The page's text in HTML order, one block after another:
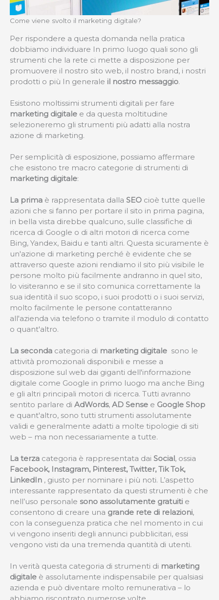
Come viene svolto il marketing digitale?
Per rispondere a questa domanda nella pratica
dobbiamo individuare In primo luogo quali sono gli
strumenti che la rete ci mette a disposizione per
promuovere il nostro sito web, il nostro brand, i nostri
prodotti o più In generale il nostro messaggio.
Esistono moltissimi strumenti digitali per fare
marketing digitale e da questa moltitudine
selezioneremo gli strumenti più adatti alla nostra
azione di marketing.
Per semplicità di esposizione, possiamo affermare
che esistono tre macro categorie di strumenti di
marketing digitale:
La prima è rappresentata dalla SEO cioè tutte quelle
azioni che si fanno per portare il sito in prima pagina,
in bella vista direbbe qualcuno, sulle classifiche di
ricerca di Google o di altri motori di ricerca come
Bing, Yandex, Baidu e tanti altri. Questa sicuramente è
un'azione di marketing perché è evidente che se
attraverso queste azioni rendiamo il sito più visibile le
persone molto più facilmente andranno in quel sito,
lo visiteranno e se il sito comunica correttamente la
sua identità il suo scopo, i suoi prodotti o i suoi servizi,
molto facilmente le persone contatteranno
all'azienda via telefono o tramite il modulo di contatto
o quant'altro.
La seconda categoria di marketing digitale sono le
attività promozionali disponibili e messe a
disposizione sul web dai giganti dell'informazione
digitale come Google in primo luogo ma anche Bing
e gli altri principali motori di ricerca. Tutti avranno
sentito parlare di AdWords, AD Sense e Google Shop
e quant'altro, sono tutti strumenti assolutamente
validi e generalmente adatti a molte tipologie di siti
web – ma non necessariamente a tutte.
La terza categoria è rappresentata dai Social, ossia
Facebook, Instagram, Pinterest, Twitter, Tik Tok,
LinkedIn , giusto per nominare i più noti. L’aspetto
interessante rappresentato da questi strumenti è che
nell’uso personale sono assolutamente gratuiti e
consentono di creare una grande rete di relazioni,
con la conseguenza pratica che nel momento in cui
vi vengono inseriti degli annunci pubblicitari, essi
vengono visti da una tremenda quantità di utenti.
In verità questa categoria di strumenti di marketing
digitale è assolutamente indispensabile per qualsiasi
azienda e può diventare molto remunerativa – lo